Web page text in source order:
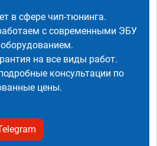
в сфере чип-тюнинга.
с современными ЭБУ
на все виды работ.
консультации по
цены.